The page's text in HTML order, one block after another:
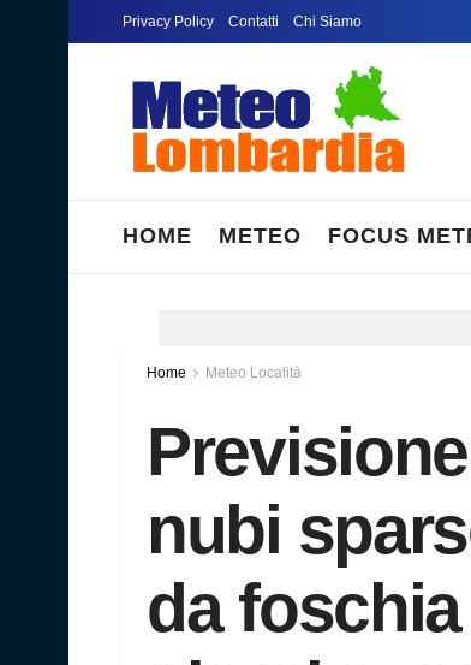
Privacy Policy Contatti Chi Siamo
HOME METEO FOCUS
Home Meteo Località
nubi
da